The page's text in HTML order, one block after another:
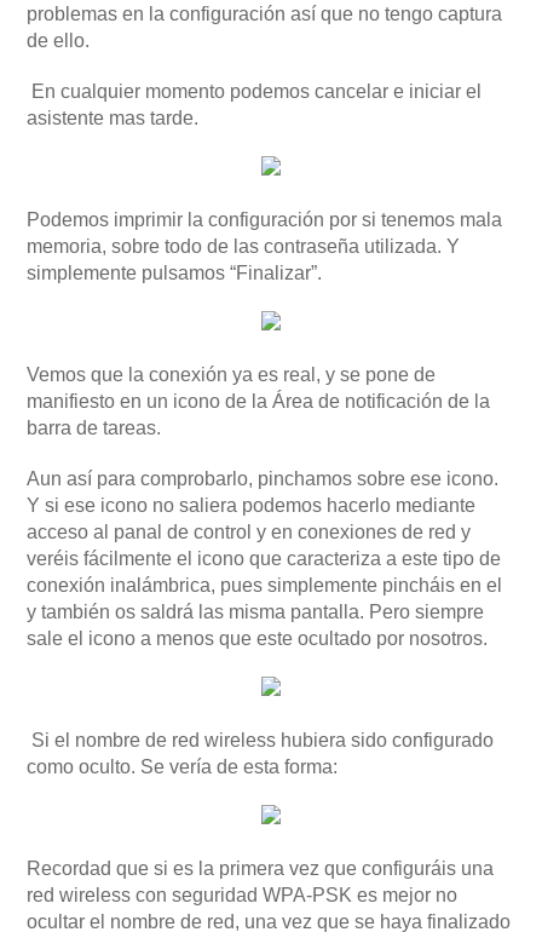
problemas en la configuración así que no tengo captura
de ello.
En cualquier momento podemos cancelar e iniciar el
asistente mas tarde.
Podemos imprimir la configuración por si tenemos mala
memoria, sobre todo de las contraseña utilizada. Y
simplemente pulsamos “Finalizar”.
Vemos que la conexión ya es real, y se pone de
manifiesto en un icono de la Área de notificación de la
barra de tareas.
Aun así para comprobarlo, pinchamos sobre ese icono.
Y si ese icono no saliera podemos hacerlo mediante
acceso al panal de control y en conexiones de red y
veréis fácilmente el icono que caracteriza a este tipo de
conexión inalámbrica, pues simplemente pincháis en el
y también os saldrá las misma pantalla. Pero siempre
sale el icono a menos que este ocultado por nosotros.
Si el nombre de red wireless hubiera sido configurado
como oculto. Se vería de esta forma:
Recordad que si es la primera vez que configuráis una
red wireless con seguridad WPA-PSK es mejor no
ocultar el nombre de red, una vez que se haya finalizado